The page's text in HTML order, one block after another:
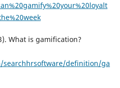
What is gamification?
definition/ga